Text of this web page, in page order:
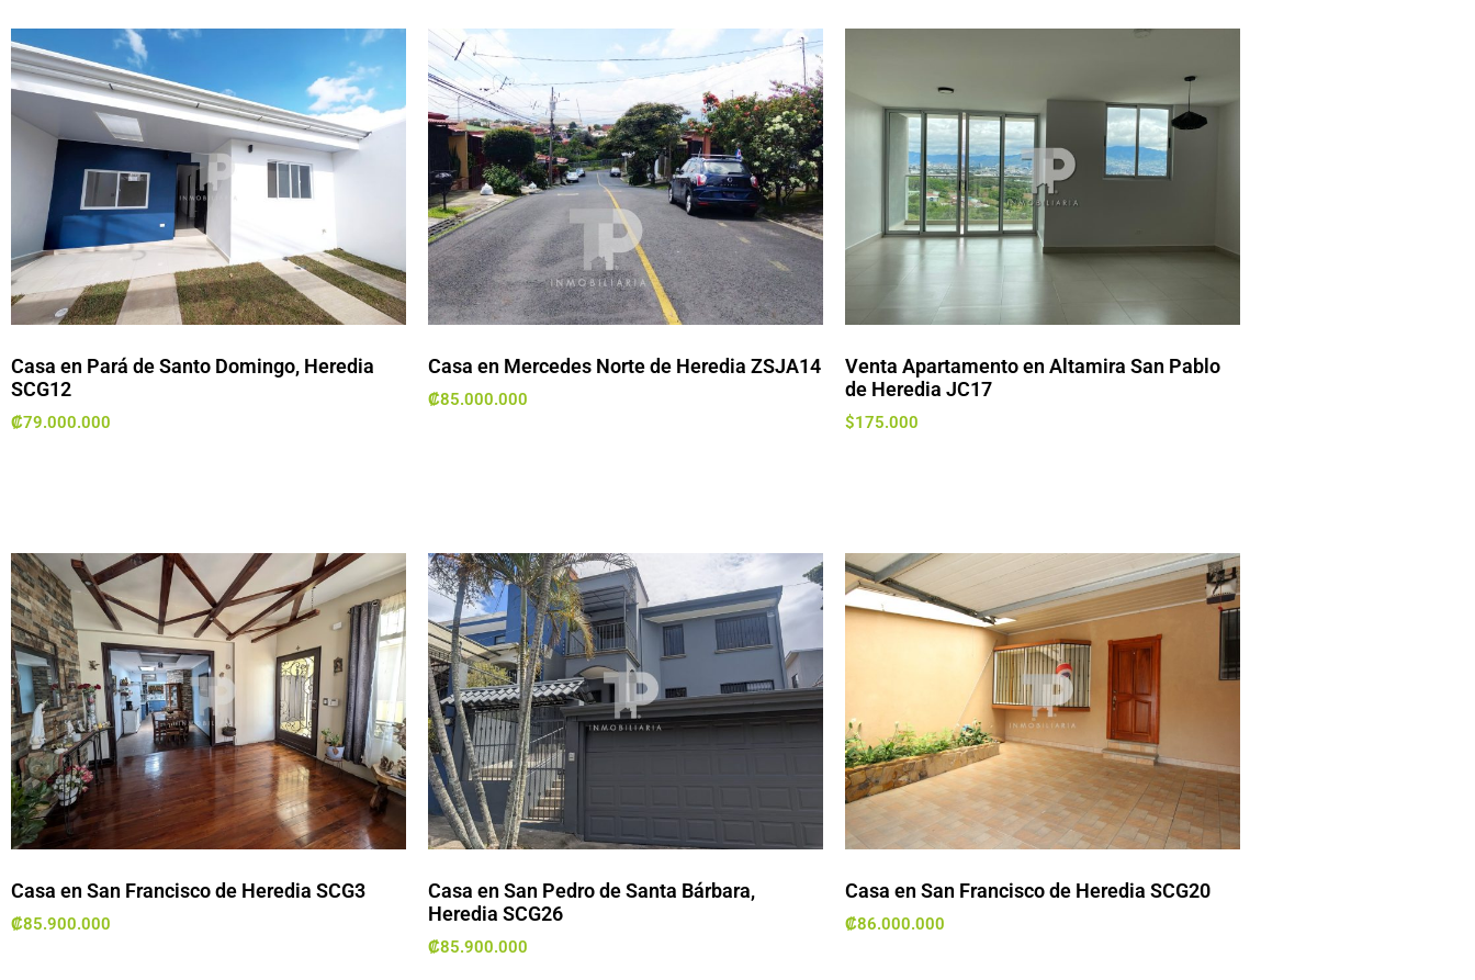
Casa en Pará de Santo Domingo, Heredia
SCG12
₡79.000.000
Casa en Mercedes Norte de Heredia ZSJA14
₡85.000.000
Venta Apartamento en Altamira San Pablo
de Heredia JC17
$175.000
Casa en San Francisco de Heredia SCG3
₡85.900.000
Casa en San Pedro de Santa Bárbara,
Heredia SCG26
₡85.900.000
Casa en San Francisco de Heredia SCG20
₡86.000.000